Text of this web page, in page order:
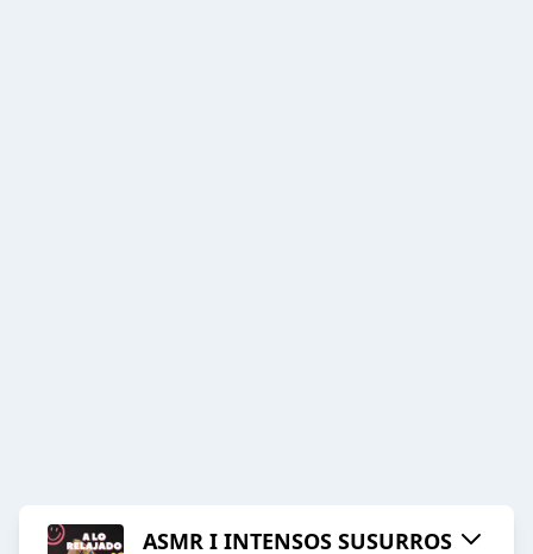
ASMR I INTENSOS SUSURROS